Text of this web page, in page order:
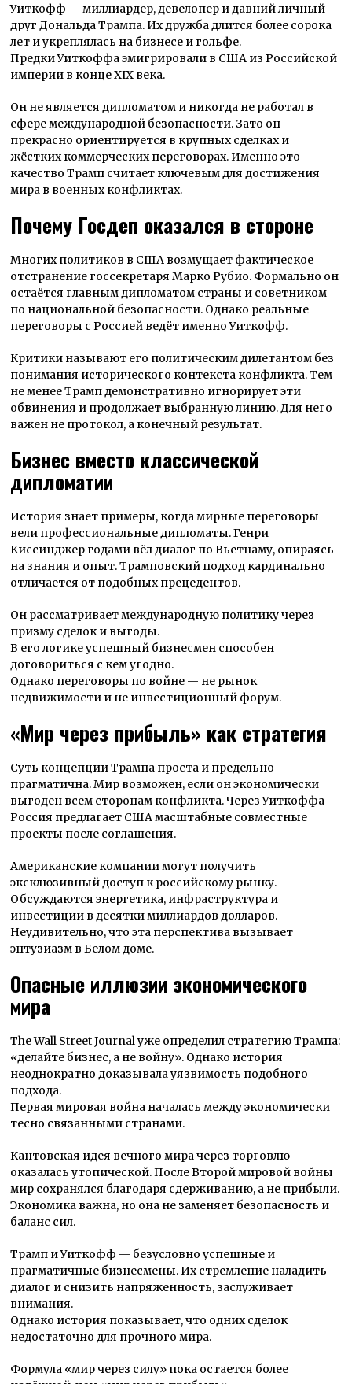
Уиткофф — миллиардер, девелопер и давний личный
друг Дональда Трампа. Их дружба длится более сорока
лет и укреплялась на бизнесе и гольфе.
Предки Уиткоффа эмигрировали в США из Российской
империи в конце XIX века.
Он не является дипломатом и никогда не работал в
сфере международной безопасности. Зато он
прекрасно ориентируется в крупных сделках и
жёстких коммерческих переговорах. Именно это
качество Трамп считает ключевым для достижения
мира в военных конфликтах.
Почему Госдеп оказался в стороне
Многих политиков в США возмущает фактическое
отстранение госсекретаря Марко Рубио. Формально он
остаётся главным дипломатом страны и советником
по национальной безопасности. Однако реальные
переговоры с Россией ведёт именно Уиткофф.
Критики называют его политическим дилетантом без
понимания исторического контекста конфликта. Тем
не менее Трамп демонстративно игнорирует эти
обвинения и продолжает выбранную линию. Для него
важен не протокол, а конечный результат.
Бизнес вместо классической
дипломатии
История знает примеры, когда мирные переговоры
вели профессиональные дипломаты. Генри
Киссинджер годами вёл диалог по Вьетнаму, опираясь
на знания и опыт. Трамповский подход кардинально
отличается от подобных прецедентов.
Он рассматривает международную политику через
призму сделок и выгоды.
В его логике успешный бизнесмен способен
договориться с кем угодно.
Однако переговоры по войне — не рынок
недвижимости и не инвестиционный форум.
«Мир через прибыль» как стратегия
Суть концепции Трампа проста и предельно
прагматична. Мир возможен, если он экономически
выгоден всем сторонам конфликта. Через Уиткоффа
Россия предлагает США масштабные совместные
проекты после соглашения.
Американские компании могут получить
эксклюзивный доступ к российскому рынку.
Обсуждаются энергетика, инфраструктура и
инвестиции в десятки миллиардов долларов.
Неудивительно, что эта перспектива вызывает
энтузиазм в Белом доме.
Опасные иллюзии экономического
мира
The Wall Street Journal уже определил стратегию Трампа:
«делайте бизнес, а не войну». Однако история
неоднократно доказывала уязвимость подобного
подхода.
Первая мировая война началась между экономически
тесно связанными странами.
Кантовская идея вечного мира через торговлю
оказалась утопической. После Второй мировой войны
мир сохранялся благодаря сдерживанию, а не прибыли.
Экономика важна, но она не заменяет безопасность и
баланс сил.
Трамп и Уиткофф — безусловно успешные и
прагматичные бизнесмены. Их стремление наладить
диалог и снизить напряженность, заслуживает
внимания.
Однако история показывает, что одних сделок
недостаточно для прочного мира.
Формула «мир через силу» пока остается более